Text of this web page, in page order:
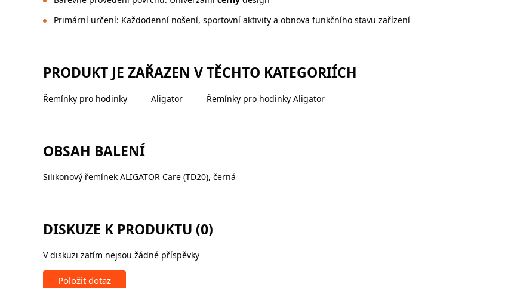
Primární určení: Každodenní nošení, sportovní aktivity a obnova funkčního stavu zařízení
PRODUKT JE ZAŘAZEN V TĚCHTO KATEGORIÍCH
Řemínky pro hodinky Aligator Řemínky pro hodinky Aligator
OBSAH BALENÍ
Silikonový řemínek ALIGATOR Care (TD20), černá
DISKUZE K PRODUKTU (0)
V diskuzi zatím nejsou žádné příspěvky
Položit dotaz